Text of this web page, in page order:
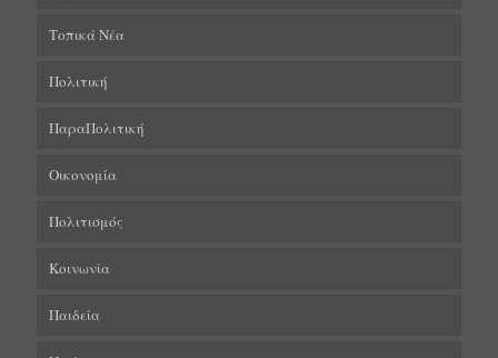
Τοπικά Νέα
Πολιτική
ΠαραΠολιτική
Οικονομία
Πολιτισμός
Κοινωνία
Παιδεία